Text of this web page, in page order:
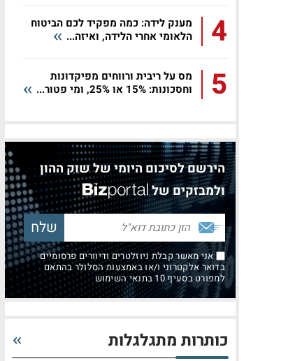
4
מענק לידה: כמה מפקיד לכם הביטוח
הלאומי אחרי הלידה, ואיזה...
5
מס על ריבית ורווחים מפיקדונות
וחסכונות: 15% או 25%, ומי פטור...
הירשם לסיכום היומי של שוק ההון
ולמבזקים של
אני מאשר קבלת ניוזלטרים ודיוורים פרסומיים
בדואר אלקטרוני ו/או באמצעות הסלולר בהתאם
למפורט בסעיף 10 בתנאי השימוש
כותרות מתגלגלות